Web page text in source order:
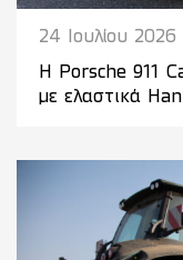
24 Ιουλίου 2026
Η Porsche 911
με ελαστικά